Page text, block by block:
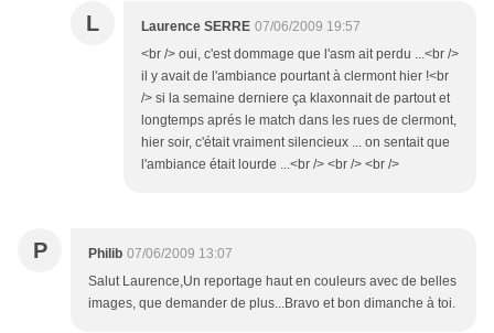
L Laurence SERRE 07/06/2009 19:57
<br /> oui, c'est dommage que l'asm ait perdu ...<br />
il y avait de l'ambiance pourtant à clermont hier !<br
/> si la semaine derniere ça klaxonnait de partout et
longtemps aprés le match dans les rues de clermont,
hier soir, c'était vraiment silencieux ... on sentait que
l'ambiance était lourde ...<br /> <br /> <br />
P Philib 07/06/2009 13:07
Salut Laurence,Un reportage haut en couleurs avec de belles
images, que demander de plus...Bravo et bon dimanche à toi.